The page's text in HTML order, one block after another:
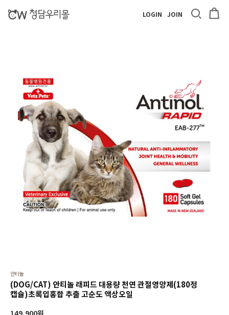
LOGIN JOIN
안티놀
(DOG/CAT) 안티놀 래피드 대용량 천연 관절영양제(180정
캡슐)초록입홍합 추출 고순도 액상오일
149,900원